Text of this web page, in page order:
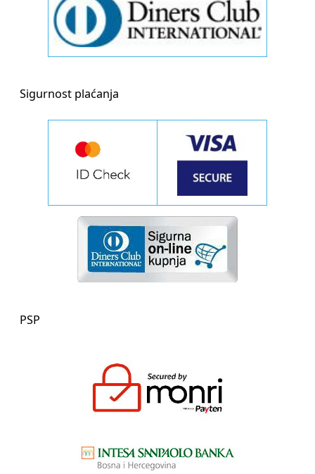
Sigurnost plaćanja
PSP